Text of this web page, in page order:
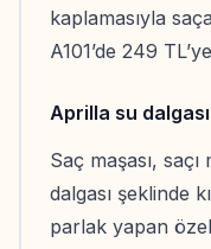
kaplamasıyla
A101’de 249
Aprilla su
Saç maşası,
dalgası şeklinde
parlak yapan